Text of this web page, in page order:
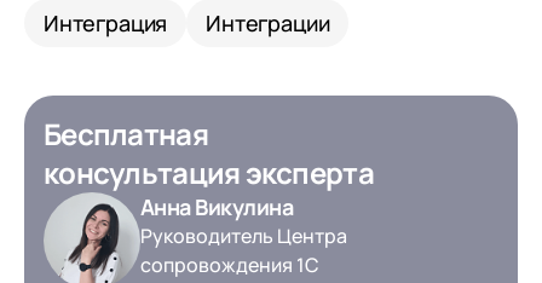
Интеграция
Интеграции
Бесплатная
консультация эксперта
Анна Викулина
Руководитель Центра
сопровождения 1С